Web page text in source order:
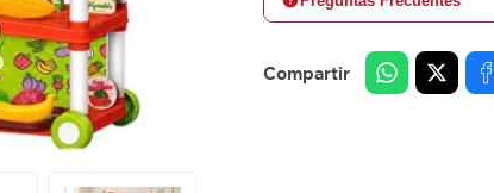
Compartir